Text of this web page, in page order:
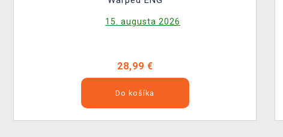
15. augusta 2026
28,99 €
Do košíka